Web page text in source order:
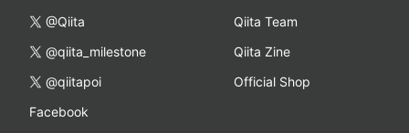
@Qiita
@qiita_milestone
@qiitapoi
Facebook
Qiita Team
Qiita Zine
Official Shop